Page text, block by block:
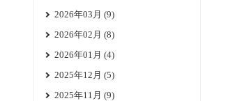
2026年03月 (9)
2026年02月 (8)
2026年01月 (4)
2025年12月 (5)
2025年11月 (9)